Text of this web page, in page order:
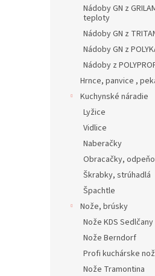
Nádoby GN z
teploty
Nádoby GN z
Nádoby GN z
Nádoby z
Hrnce, panvice ,
Kuchynské náradie
Lyžice
Vidlice
Naberačky
Obracačky,
Škrabky, strúhadlá
Špachtle
Nože, brúsky
Nože KDS Sedlčany
Nože Berndorf
Profi kuchárske
Nože Tramontina